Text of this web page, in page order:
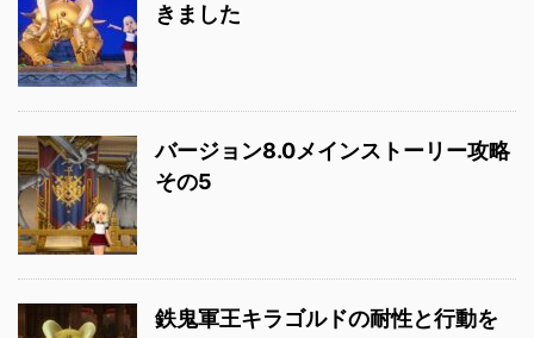
きました
バージョン8.0メインストーリー攻略
その5
鉄鬼軍王キラゴルドの耐性と行動を